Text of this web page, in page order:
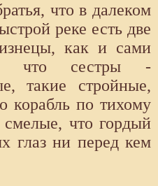
что в далеком
реке есть две
как и сами
что сестры -
такие стройные,
корабль по тихому
что гордый
глаз ни перед кем